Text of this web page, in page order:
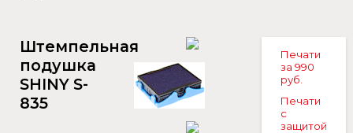
Штемпельная
подушка
SHINY S-
835
Печати
за 990
руб.
Печати
с
защитой